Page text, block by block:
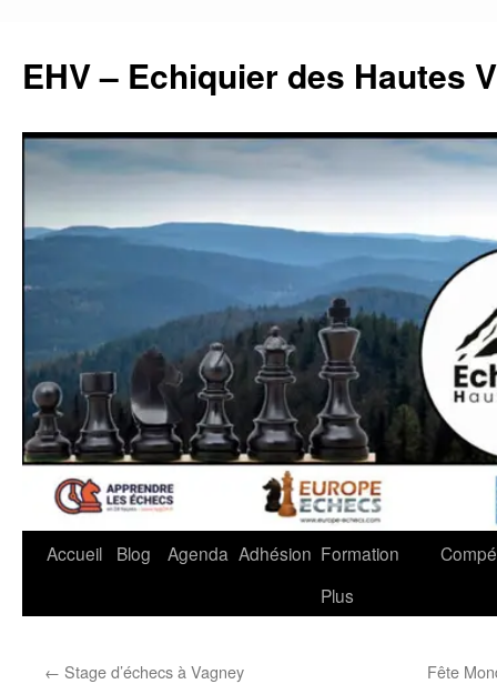
contenu
EHV – Echiquier des Hautes
Accueil Blog Agenda Adhésion Formation
Plus
← Stage d’échecs à Vagney Fête